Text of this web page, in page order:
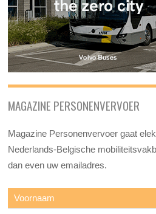
MAGAZINE PERSONENVERVOER
Magazine Personenvervoer gaat
Nederlands-Belgische
dan even uw emailadres.